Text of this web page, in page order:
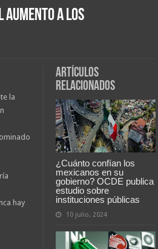
aumento a los
Artículos
relacionados
¿Cuánto confían los
mexicanos en su
gobierno? OCDE publica
estudio sobre
instituciones públicas
10 julio, 2024
la
hay